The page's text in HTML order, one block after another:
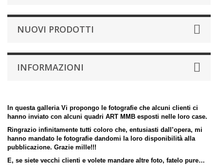
NUOVI PRODOTTI
INFORMAZIONI
In questa galleria Vi propongo le fotografie che alcuni clienti ci
hanno inviato con alcuni quadri ART MMB esposti nelle loro case.
Ringrazio infinitamente tutti coloro che, entusiasti dall’opera, mi
hanno mandato le fotografie dandomi la loro disponibilità alla
pubblicazione. Grazie mille!!!
E, se siete vecchi clienti e volete mandare altre foto, fatelo pure…